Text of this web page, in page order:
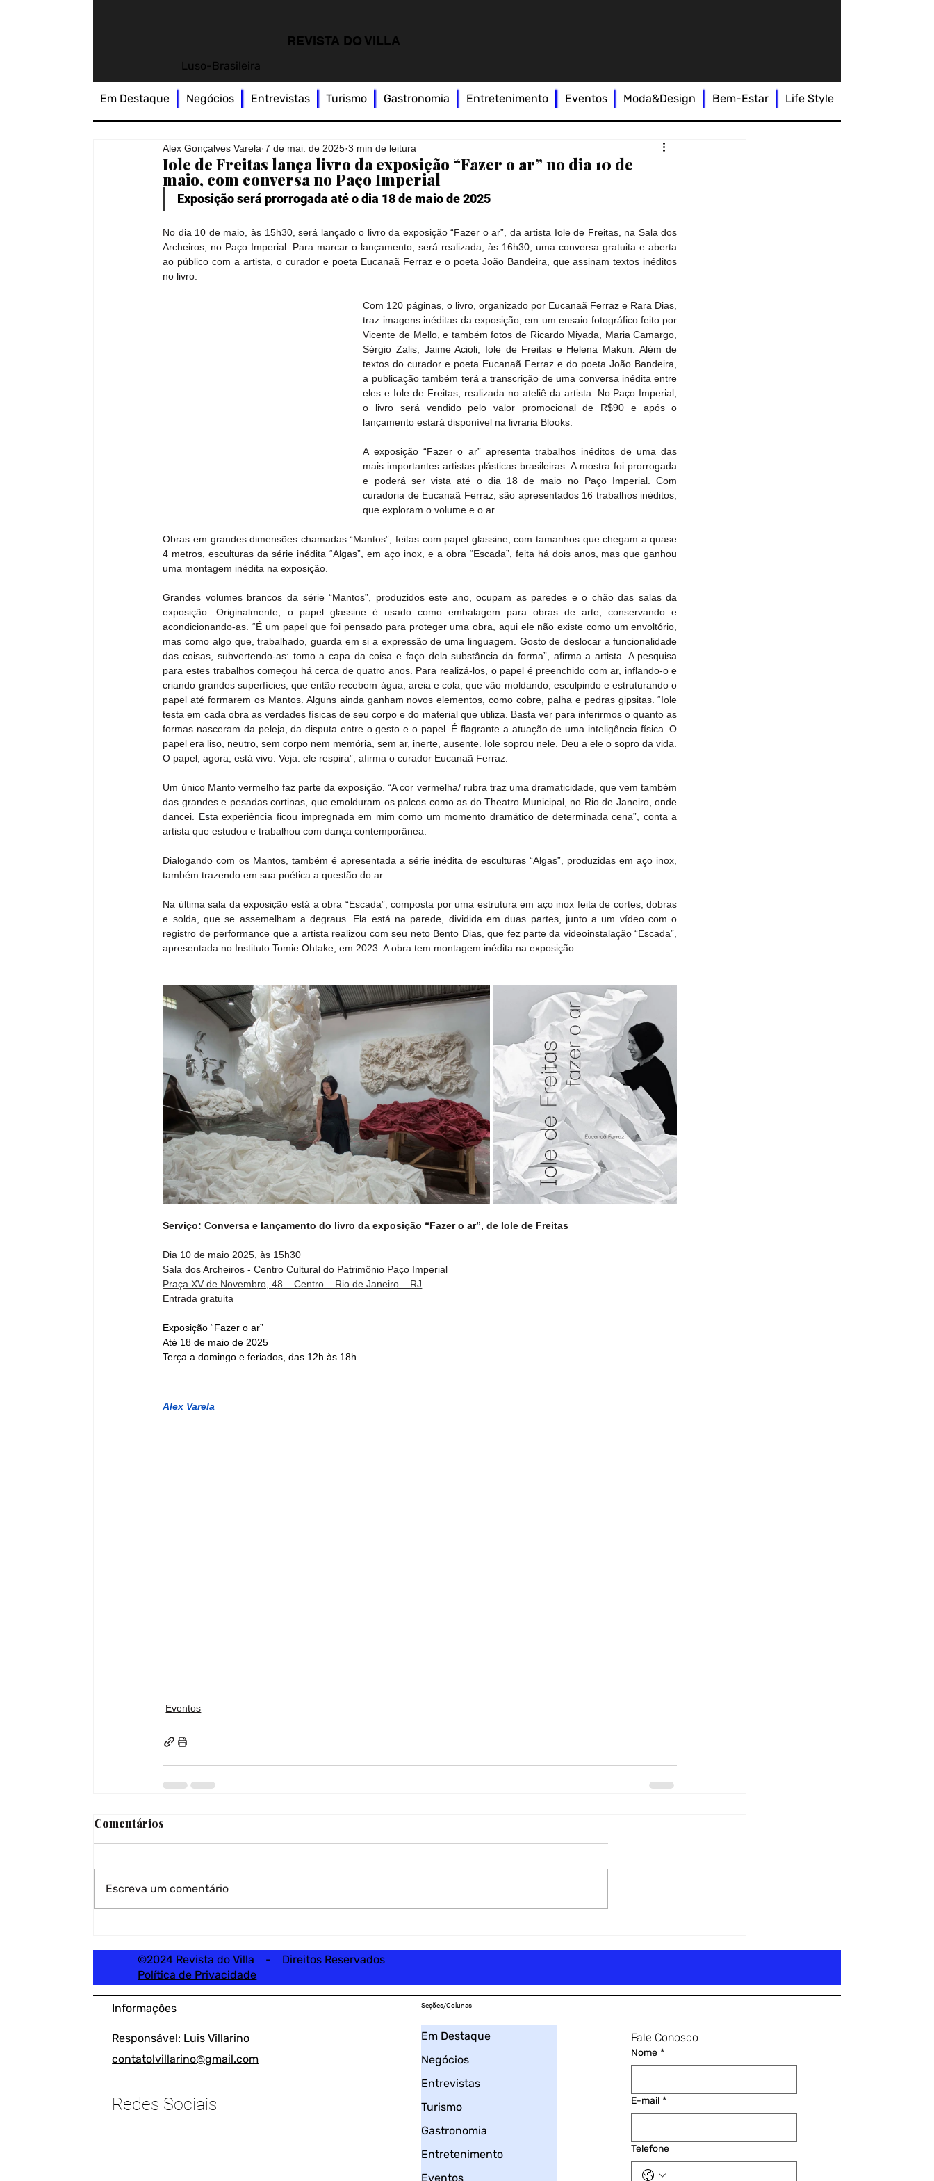
REVISTA DO VILLA
Luso-Brasileira
Iole de Freitas lança livro da exposição “Fazer o ar” no dia 10 de
maio, com conversa no Paço Imperial
Alex Gonçalves Varela 7 de mai. de 2025 3 min de leitura
Exposição será prorrogada até o dia 18 de maio de 2025
No dia 10 de maio, às 15h30, será lançado o livro da exposição “Fazer o ar”, da artista Iole de Freitas, na Sala dos
Archeiros, no Paço Imperial. Para marcar o lançamento, será realizada, às 16h30, uma conversa gratuita e aberta
ao público com a artista, o curador e poeta Eucanaã Ferraz e o poeta João Bandeira, que assinam textos inéditos
no livro.
Com 120 páginas, o livro, organizado por Eucanaã Ferraz e Rara Dias,
traz imagens inéditas da exposição, em um ensaio fotográfico feito por
Vicente de Mello, e também fotos de Ricardo Miyada, Maria Camargo,
Sérgio Zalis, Jaime Acioli, Iole de Freitas e Helena Makun. Além de
textos do curador e poeta Eucanaã Ferraz e do poeta João Bandeira,
a publicação também terá a transcrição de uma conversa inédita entre
eles e Iole de Freitas, realizada no ateliê da artista. No Paço Imperial,
o livro será vendido pelo valor promocional de R$90 e após o
lançamento estará disponível na livraria Blooks.
A exposição “Fazer o ar” apresenta trabalhos inéditos de uma das
mais importantes artistas plásticas brasileiras. A mostra foi prorrogada
e poderá ser vista até o dia 18 de maio no Paço Imperial. Com
curadoria de Eucanaã Ferraz, são apresentados 16 trabalhos inéditos,
que exploram o volume e o ar.
Obras em grandes dimensões chamadas “Mantos”, feitas com papel glassine, com tamanhos que chegam a quase
4 metros, esculturas da série inédita “Algas”, em aço inox, e a obra “Escada”, feita há dois anos, mas que ganhou
uma montagem inédita na exposição.
Grandes volumes brancos da série “Mantos”, produzidos este ano, ocupam as paredes e o chão das salas da
exposição. Originalmente, o papel glassine é usado como embalagem para obras de arte, conservando e
acondicionando-as. “É um papel que foi pensado para proteger uma obra, aqui ele não existe como um envoltório,
mas como algo que, trabalhado, guarda em si a expressão de uma linguagem. Gosto de deslocar a funcionalidade
das coisas, subvertendo-as: tomo a capa da coisa e faço dela substância da forma”, afirma a artista. A pesquisa
para estes trabalhos começou há cerca de quatro anos. Para realizá-los, o papel é preenchido com ar, inflando-o e
criando grandes superfícies, que então recebem água, areia e cola, que vão moldando, esculpindo e estruturando o
papel até formarem os Mantos. Alguns ainda ganham novos elementos, como cobre, palha e pedras gipsitas. “Iole
testa em cada obra as verdades físicas de seu corpo e do material que utiliza. Basta ver para inferirmos o quanto as
formas nasceram da peleja, da disputa entre o gesto e o papel. É flagrante a atuação de uma inteligência física. O
papel era liso, neutro, sem corpo nem memória, sem ar, inerte, ausente. Iole soprou nele. Deu a ele o sopro da vida.
O papel, agora, está vivo. Veja: ele respira”, afirma o curador Eucanaã Ferraz.
Um único Manto vermelho faz parte da exposição. “A cor vermelha/ rubra traz uma dramaticidade, que vem também
das grandes e pesadas cortinas, que emolduram os palcos como as do Theatro Municipal, no Rio de Janeiro, onde
dancei. Esta experiência ficou impregnada em mim como um momento dramático de determinada cena”, conta a
artista que estudou e trabalhou com dança contemporânea.
Dialogando com os Mantos, também é apresentada a série inédita de esculturas “Algas”, produzidas em aço inox,
também trazendo em sua poética a questão do ar.
Na última sala da exposição está a obra “Escada”, composta por uma estrutura em aço inox feita de cortes, dobras
e solda, que se assemelham a degraus. Ela está na parede, dividida em duas partes, junto a um vídeo com o
registro de performance que a artista realizou com seu neto Bento Dias, que fez parte da videoinstalação “Escada”,
apresentada no Instituto Tomie Ohtake, em 2023. A obra tem montagem inédita na exposição.
Serviço: Conversa e lançamento do livro da exposição “Fazer o ar”, de Iole de Freitas
Dia 10 de maio 2025, às 15h30
Sala dos Archeiros - Centro Cultural do Patrimônio Paço Imperial
Praça XV de Novembro, 48 – Centro – Rio de Janeiro – RJ
Entrada gratuita
Exposição “Fazer o ar”
Até 18 de maio de 2025
Terça a domingo e feriados, das 12h às 18h.
Alex Varela
Eventos
Comentários
Escreva um comentário
Em Destaque Negócios Entrevistas Turismo Gastronomia Entretenimento Eventos Moda&Design Bem-Estar Life Style
©2024 Revista do Villa - Direitos Reservados
Política de Privacidade
Fale Conosco
Nome *
E-mail *
Telefone
Informações
Responsável: Luis Villarino
contatolvillarino@gmail.com
Redes Sociais
Seções/Colunas
Em Destaque
Negócios
Entrevistas
Turismo
Gastronomia
Entretenimento
Eventos